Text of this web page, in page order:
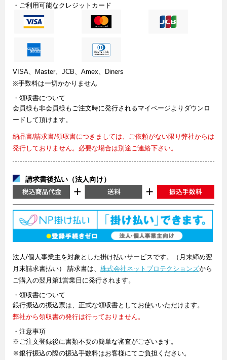
・ご利用可能なクレジットカード
VISA、Master、JCB、Amex、Diners
※手数料は一切かかりません
・領収書について
会員様も非会員様もご注文時に発行されるマイページよりダウンロ
ードして頂けます。
納品書/請求書/領収書につきましては、ご依頼がない限り弊社からは
発行しておりません。必要な場合は別途ご連絡下さい。
請求書後払い（法人向け）
法人/個人事業主を対象とした掛け払いサービスです。（月末締め翌
月末請求書払い） 請求書は、 株式会社ネットプロテクションズから
ご購入の翌月第1営業日に発行されます。
・領収書について
銀行振込の振込票は、正式な領収書としてお使いいただけます。
弊社から領収書の発行は行っておりません。
・注意事項
※ご注文登録後に書類不要の簡単な審査がございます。
※銀行振込の際の振込手数料はお客様にてご負担ください。